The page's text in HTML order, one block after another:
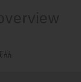
品